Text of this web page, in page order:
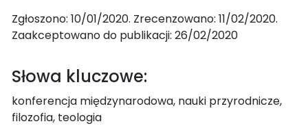
Zgłoszono: 10/01/2020. Zrecenzowano: 11/02/2020.
Zaakceptowano do publikacji: 26/02/2020
Słowa kluczowe:
konferencja międzynarodowa, nauki przyrodnicze,
filozofia, teologia